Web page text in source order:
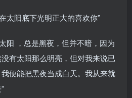
太阳底下光明正大的喜欢你”
阳 ，总是黑夜，但并不暗，因为
有太阳那么明亮，但对我来说已
便能把黑夜当成白天。我从来就